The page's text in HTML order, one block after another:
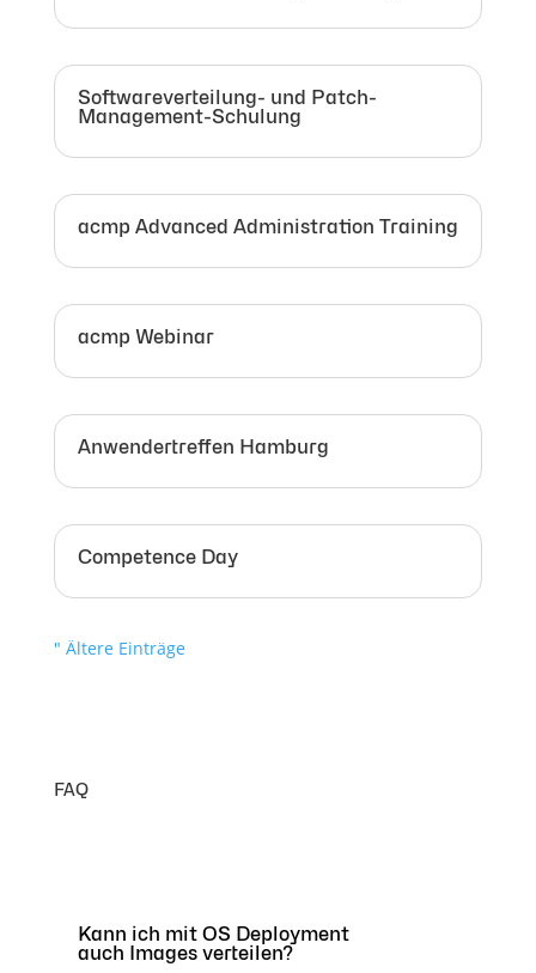
Softwareverteilung- und Patch-
Management-Schulung
acmp Advanced Administration Training
acmp Webinar
Anwendertreffen Hamburg
Competence Day
" Ältere Einträge
FAQ
Kann ich mit OS Deployment
auch Images verteilen?